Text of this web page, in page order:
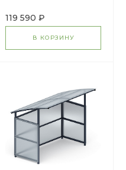
119 590 ₽
В КОРЗИНУ